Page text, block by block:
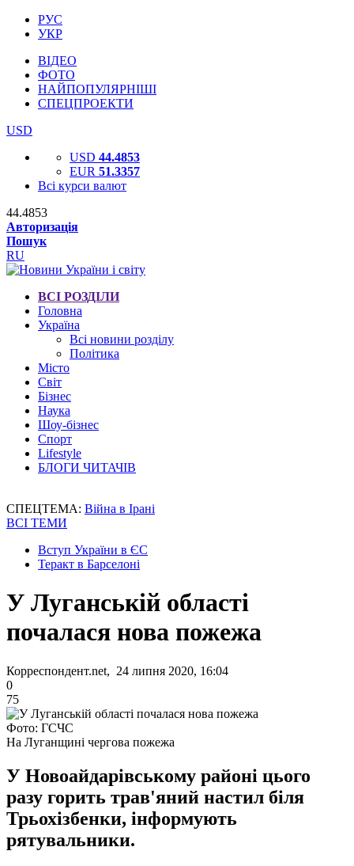
РУС
УКР
ВІДЕО
ФОТО
НАЙПОПУЛЯРНІШІ
СПЕЦПРОЕКТИ
USD
USD 44.4853
EUR 51.3357
Всі курси валют
44.4853
Авторизація
Пошук
RU
ВСІ РОЗДІЛИ
Головна
Україна
Всі новини розділу
Політика
Місто
Світ
Бізнес
Наука
Шоу-бізнес
Спорт
Lifestyle
БЛОГИ ЧИТАЧІВ
СПЕЦТЕМА: Війна в Ірані
ВСІ ТЕМИ
Вступ України в ЄС
Теракт в Барселоні
У Луганській області
почалася нова пожежа
Корреспондент.net, 24 липня 2020, 16:04
0
75
Фото: ГСЧС
На Луганщині чергова пожежа
У Новоайдарівському районі цього
разу горить трав'яний настил біля
Трьохізбенки, інформують
рятувальники.